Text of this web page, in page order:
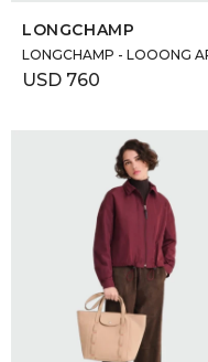
LONGCHAMP
LONGCHAMP - LOOONG
USD 760